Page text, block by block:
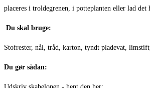
placeres i troldegrenen, i potteplanten eller lad
Du skal bruge:
Stofrester, nål, tråd, karton, tyndt pladevat,
Du gør sådan: